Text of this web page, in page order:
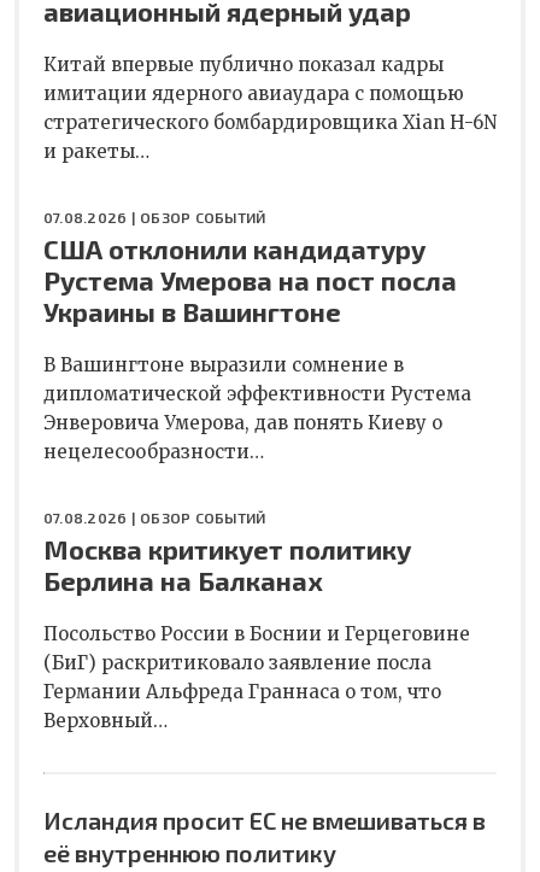
авиационный ядерный удар
Китай впервые публично показал кадры
имитации ядерного авиаудара с помощью
стратегического бомбардировщика Xian H-6N
и ракеты…
07.08.2026 | ОБЗОР СОБЫТИЙ
США отклонили кандидатуру
Рустема Умерова на пост посла
Украины в Вашингтоне
В Вашингтоне выразили сомнение в
дипломатической эффективности Рустема
Энверовича Умерова, дав понять Киеву о
нецелесообразности…
07.08.2026 | ОБЗОР СОБЫТИЙ
Москва критикует политику
Берлина на Балканах
Посольство России в Боснии и Герцеговине
(БиГ) раскритиковало заявление посла
Германии Альфреда Граннаса о том, что
Верховный…
Исландия просит ЕС не вмешиваться в
её внутреннюю политику